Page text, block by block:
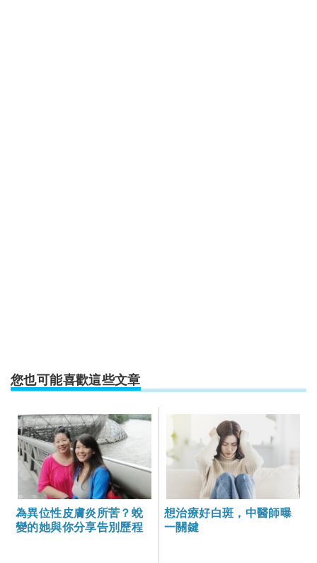
您也可能喜歡這些文章
為異位性皮膚炎所苦？蛻
變的她與你分享告別歷程
想治療好白斑，中醫師曝
一關鍵